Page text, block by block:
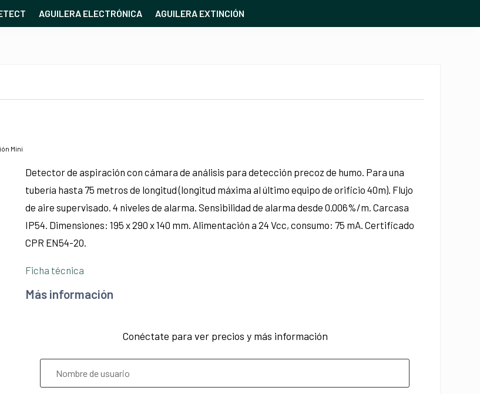
AGUILERA ELECTRÓNICA AGUILERA EXTINCIÓN
Mini
Detector de aspiración con cámara de análisis para detección precoz de humo. Para una
tubería hasta 75 metros de longitud (longitud máxima al último equipo de orificio 40m). Flujo
de aire supervisado. 4 niveles de alarma. Sensibilidad de alarma desde 0.006%/m. Carcasa
IP54. Dimensiones: 195 x 290 x 140 mm. Alimentación a 24 Vcc, consumo: 75 mA. Certificado
CPR EN54-20.
Ficha técnica
Más información
Conéctate para ver precios y más información